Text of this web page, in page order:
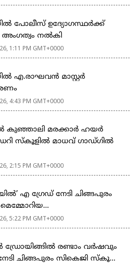
പോലീസ് ഉദ്യോഗസ്ഥർക്ക്
നൽകി
1:11 PM GMT+0000
എ.രാഘവൻ മാസ്റ്റർ
4:43 PM GMT+0000
കുഞ്ഞാലി മരക്കാർ ഹയർ
സ്കൂളിൽ മാധവ് ഗാഡ്ഗിൽ
2:15 PM GMT+0000
എ ഗ്രേഡ് നേടി ചിങ്ങപുരം
5:22 PM GMT+0000
രണ്ടാം വർഷവും
ചിങ്ങപുരം സികെജി സ്കൂ...